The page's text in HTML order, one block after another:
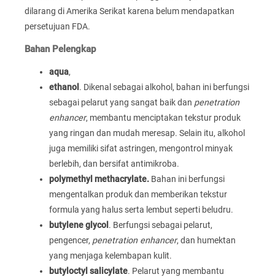
dilarang di Amerika Serikat karena belum mendapatkan
persetujuan FDA.
Bahan Pelengkap
aqua,
ethanol . Dikenal sebagai alkohol, bahan ini berfungsi
sebagai pelarut yang sangat baik dan penetration
enhancer, membantu menciptakan tekstur produk
yang ringan dan mudah meresap. Selain itu, alkohol
juga memiliki sifat astringen, mengontrol minyak
berlebih, dan bersifat antimikroba.
polymethyl methacrylate. Bahan ini berfungsi
mengentalkan produk dan memberikan tekstur
formula yang halus serta lembut seperti beludru.
butylene glycol . Berfungsi sebagai pelarut,
pengencer, penetration enhancer, dan humektan
yang menjaga kelembapan kulit.
butyloctyl salicylate. Pelarut yang membantu